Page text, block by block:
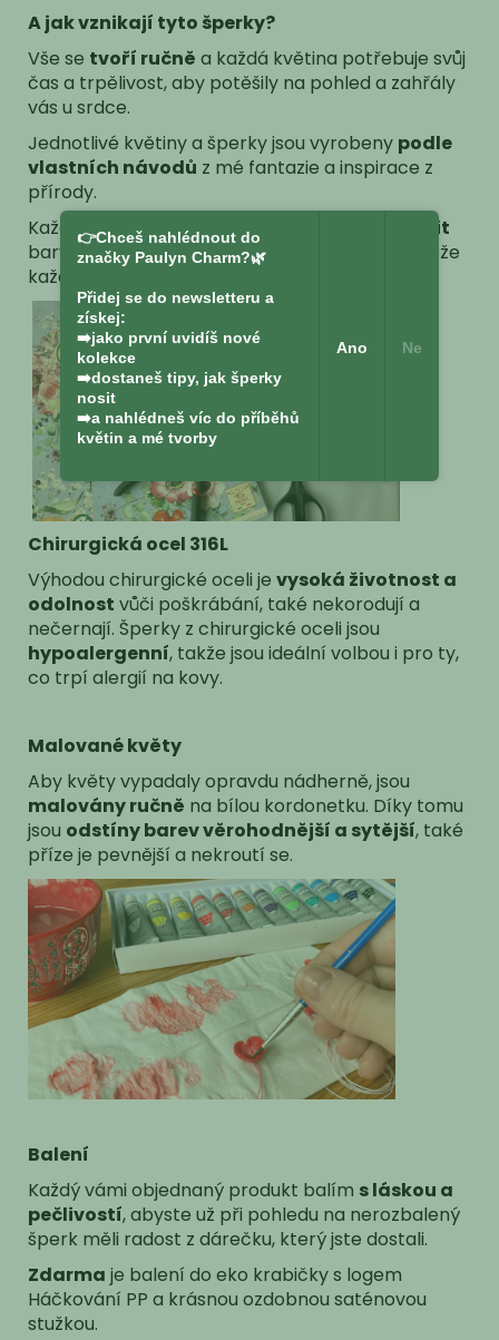
A jak vznikají tyto šperky?
Vše se tvoří ručně a každá květina potřebuje svůj
čas a trpělivost, aby potěšily na pohled a zahřály
vás u srdce.
Jednotlivé květiny a šperky jsou vyrobeny podle
vlastních návodů z mé fantazie a inspirace z
přírody.
Každý šperk je
originální
může se mírně lišit
barvou a provedením od ilustrační fotky, protože
každá ruční práce je originální a jedinečná.
Chirurgická ocel 316L
Výhodou chirurgické oceli je vysoká životnost a
odolnost vůči poškrábání, také nekorodují a
nečernají. Šperky z chirurgické oceli jsou
hypoalergenní, takže jsou ideální volbou i pro ty,
co trpí alergií na kovy.
Malované květy
Aby květy vypadaly opravdu nádherně, jsou
malovány ručně na bílou kordonetku. Díky tomu
jsou odstíny barev věrohodnější a sytější, také
příze je pevnější a nekroutí se.
Balení
Každý vámi objednaný produkt balím s láskou a
pečlivostí, abyste už při pohledu na nerozbalený
šperk měli radost z dárečku, který jste dostali.
Zdarma je balení do eko krabičky s logem
Háčkování PP a krásnou ozdobnou saténovou
stužkou.
👉Chceš nahlédnout do
značky Paulyn Charm?🌿
Přidej se do newsletteru a
získej:
➡️jako první uvidíš nové
kolekce
➡️dostaneš tipy, jak šperky
nosit
➡️a nahlédneš víc do příběhů
květin a mé tvorby
Ano Ne